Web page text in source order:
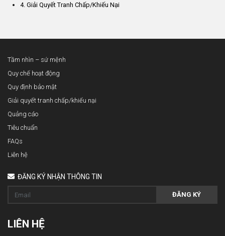
4. Giải Quyết Tranh Chấp/Khiếu Nại
Tầm nhìn – sứ mệnh
Quy chế hoạt động
Quy định bảo mật
Giải quyết tranh chấp/khiếu nại
Quảng cáo
Tiêu chuẩn
FAQs
Liên hệ
ĐĂNG KÝ NHẬN THÔNG TIN
ĐĂNG KÝ
LIÊN HỆ